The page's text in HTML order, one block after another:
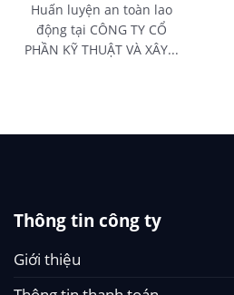
Huấn luyện an toàn lao
động tại CÔNG TY CỔ
PHẦN KỸ THUẬT VÀ XÂY...
Thông tin công ty
Giới thiệu